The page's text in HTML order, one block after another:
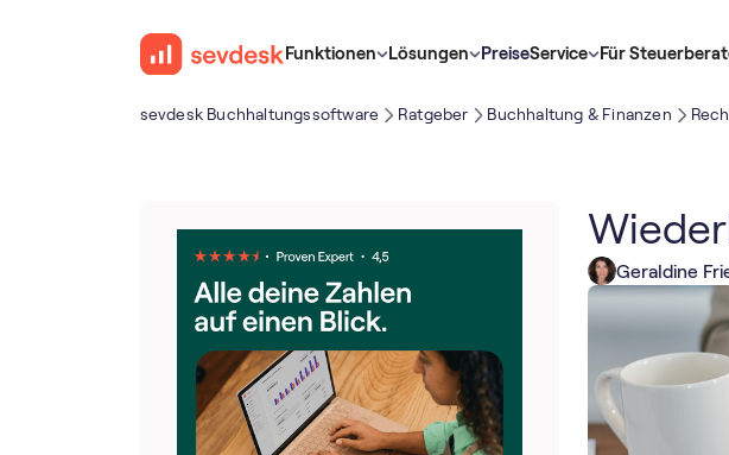
Funktionen Lösungen PreiseService Für
sevdesk Buch­haltungs­software Ratgeber Buchhaltung & Finanzen
Geraldine